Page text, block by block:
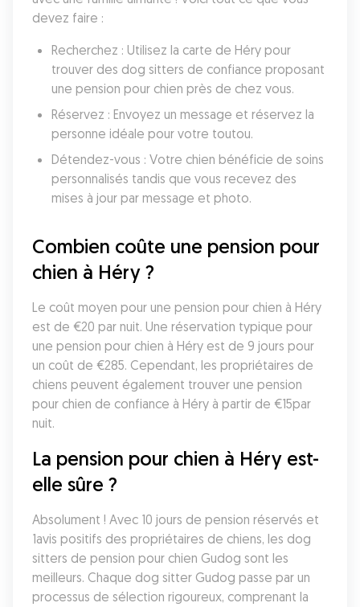
devez faire :
Recherchez : Utilisez la carte de Héry pour
trouver des dog sitters de confiance proposant
une pension pour chien près de chez vous.
Réservez : Envoyez un message et réservez la
personne idéale pour votre toutou.
Détendez-vous : Votre chien bénéficie de soins
personnalisés tandis que vous recevez des
mises à jour par message et photo.
Combien coûte une pension pour
chien à Héry ?
Le coût moyen pour une pension pour chien à Héry
est de €20 par nuit. Une réservation typique pour
une pension pour chien à Héry est de 9 jours pour
un coût de €285. Cependant, les propriétaires de
chiens peuvent également trouver une pension
pour chien de confiance à Héry à partir de €15par
nuit.
La pension pour chien à Héry est-
elle sûre ?
Absolument ! Avec 10 jours de pension réservés et
1avis positifs des propriétaires de chiens, les dog
sitters de pension pour chien Gudog sont les
meilleurs. Chaque dog sitter Gudog passe par un
processus de sélection rigoureux, comprenant la